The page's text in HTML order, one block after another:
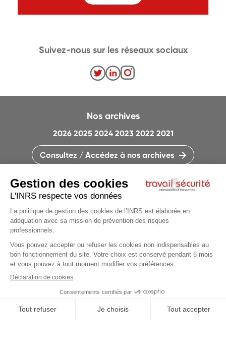
Articles du
CONTACTEZ LA RÉDACTION
QUI SOMMES-NOUS ?
PLAN DU SITE
PARAMÈTRES DES COOKIES
CHARTE DES COOKIES ET TRACEURS
Nos archives
2026 2025 2024 2023 2022 2021
Consultez / Accédez à nos archives
Suivez-nous sur les réseaux sociaux